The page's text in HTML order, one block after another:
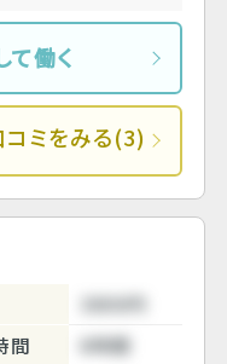
て働く
コミをみる(3)
3800円
間
6時間